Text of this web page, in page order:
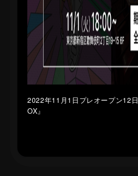
2022年11月1日プレオープン12
OX』